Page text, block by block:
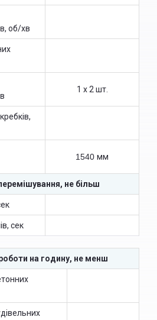
об/хв
1 х 2 шт.
1540 мм
не більш
сек
на годину, не менш